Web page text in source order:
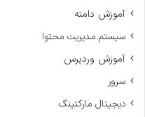
آموزش دامنه
سیستم مدیریت محتوا
آموزش وردپرس
سرور
دیجیتال مارکتینگ